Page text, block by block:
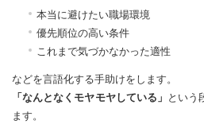
本当に避けたい職場環境
優先順位の高い条件
これまで気づかなかった適性
などを言語化する手助けをします。
「なんとなくモヤモヤしている」 という
ます。